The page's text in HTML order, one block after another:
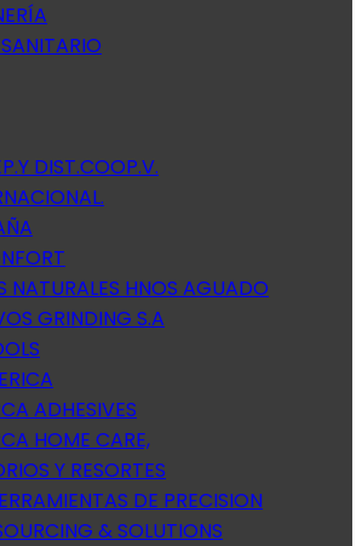
DIST.COOP.V.
NATURALES HNOS AGUADO
GRINDING S.A
ADHESIVES
HOME CARE,
Y RESORTES
DE PRECISION
& SOLUTIONS